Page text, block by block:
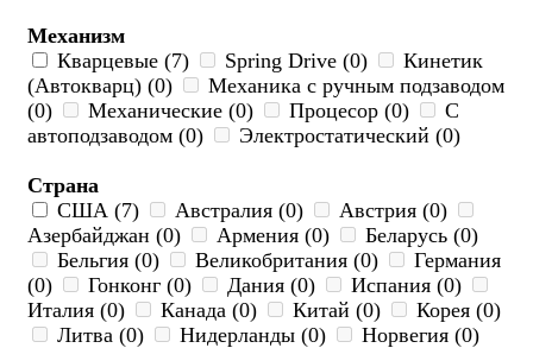
Механизм
Кварцевые (7)
Spring Drive (0)
Кинетик
(Автокварц) (0)
Механика с ручным подзаводом
(0)
Механические (0) Процесор (0)
С
автоподзаводом (0)
Электростатический (0)
Страна
США (7)
Австралия (0)
Австрия (0)
Азербайджан (0)
Армения (0)
Беларусь (0)
Бельгия (0)
Великобритания (0)
Германия
(0)
Гонконг (0) Дания (0)
Испания (0)
Италия (0)
Канада (0) Китай (0)
Корея (0)
Литва (0)
Нидерланды (0)
Норвегия (0)